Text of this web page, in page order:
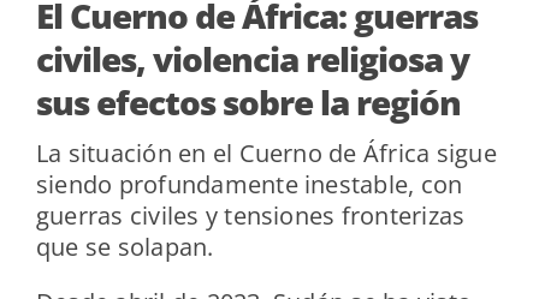
El Cuerno de África: guerras
civiles, violencia religiosa y
sus efectos sobre la región
La situación en el Cuerno de África sigue
siendo profundamente inestable, con
guerras civiles y tensiones fronterizas
que se solapan.